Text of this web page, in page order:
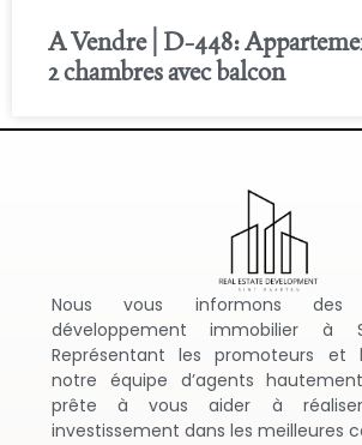
A Vendre | D-448:
2 chambres avec balcon
Nous vous informons
développement immobilier à
Représentant les promoteurs et
notre équipe d’agents
prête à vous aider à
investissement dans les meilleures